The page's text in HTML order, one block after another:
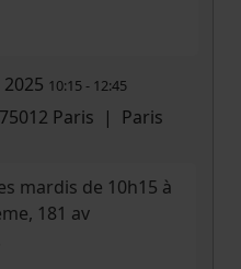
10:15- 12:45
Paris | Paris
mardis de 10h15 à
181 av